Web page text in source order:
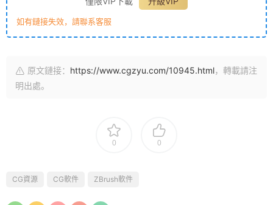
如有鏈接失效，請聯系客服
原文鏈接： https://www.cgzyu.com/10945.html，轉載請注
明出處。
0 0
CG資源 CG軟件 ZBrush軟件